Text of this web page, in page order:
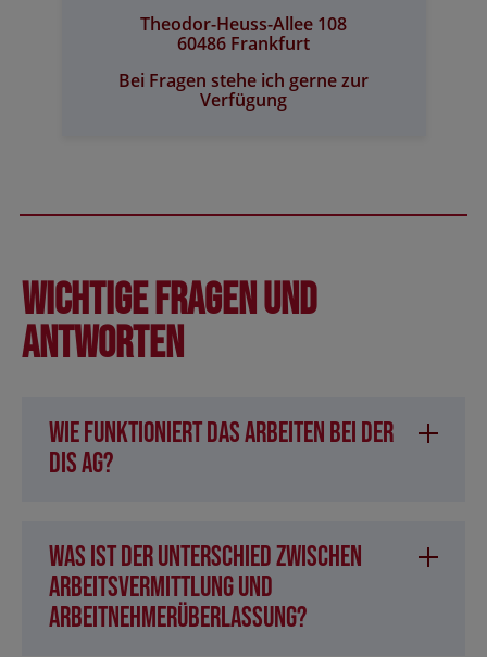
Theodor-Heuss-Allee 108
60486 Frankfurt
Bei Fragen stehe ich gerne zur
Verfügung
Wichtige Fragen und
Antworten
Wie funktioniert das Arbeiten bei der
DIS AG?
Was ist der Unterschied zwischen
Arbeitsvermittlung und
Arbeitnehmerüberlassung?